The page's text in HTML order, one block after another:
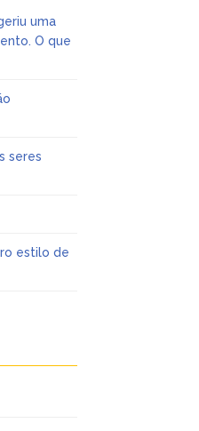
uma
O que
seres
estilo de